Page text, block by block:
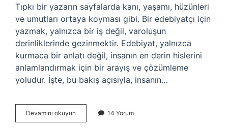
Tıpkı bir yazarın sayfalarda kanı, yaşamı, hüzünleri
ve umutları ortaya koyması gibi. Bir edebiyatçı için
yazmak, yalnızca bir iş değil, varoluşun
derinliklerinde gezinmektir. Edebiyat, yalnızca
kurmaca bir anlatı değil, insanın en derin hislerini
anlamlandırmak için bir arayış ve çözümleme
yoludur. İşte, bu bakış açısıyla, insanın…
Devamını okuyun
defa
14 Yorum